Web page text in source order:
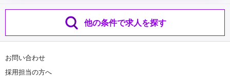
他の条件で求人を探す
お問い合わせ
採用担当の方へ